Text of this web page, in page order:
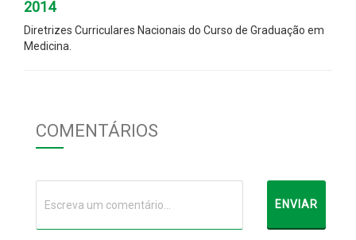
2014
Diretrizes Curriculares Nacionais do Curso de Graduação em
Medicina.
COMENTÁRIOS